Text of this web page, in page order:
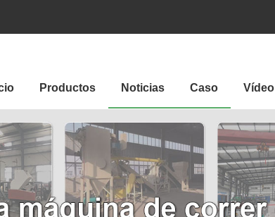
Productos Noticias Caso Vídeo